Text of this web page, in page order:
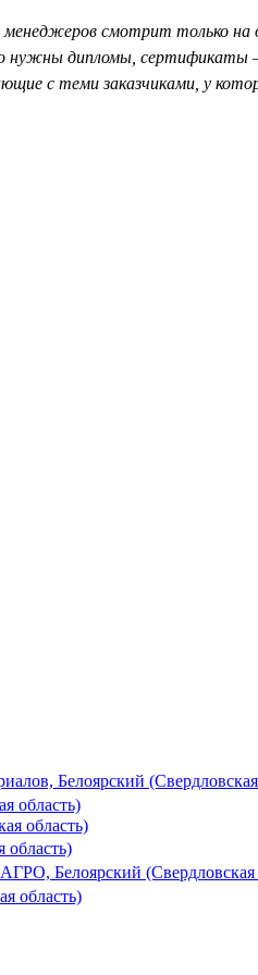
смотрит только на
нужны дипломы,
с теми заказчиками, у
Белоярский
область)
область)
Белоярский (Свердловская
область)